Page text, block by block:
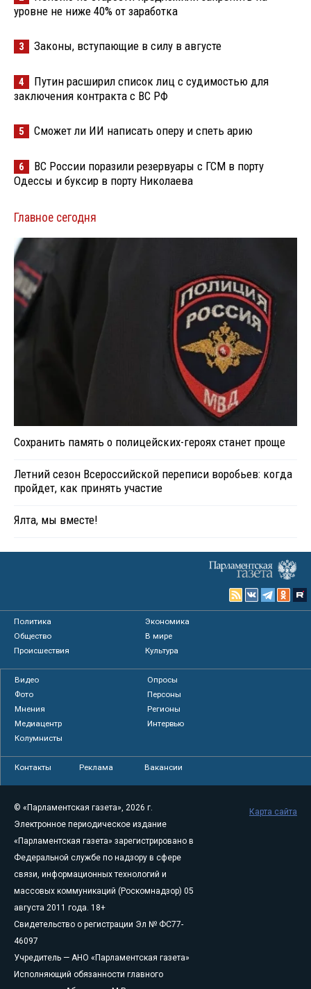
уровне не ниже 40% от заработка
3 Законы, вступающие в силу в августе
4
Путин расширил список лиц с судимостью для
заключения контракта с ВС РФ
5 Сможет ли ИИ написать оперу и спеть арию
6
ВС России поразили резервуары с ГСМ в порту
Одессы и буксир в порту Николаева
Главное сегодня
Сохранить память о полицейских-героях станет проще
Летний сезон Всероссийской переписи воробьев: когда
пройдет, как принять участие
Ялта, мы вместе!
Политика
Экономика
Общество
В мире
Происшествия
Культура
Видео
Опросы
Фото
Персоны
Мнения
Регионы
Медиацентр
Интервью
Колумнисты
Контакты Реклама Вакансии
© «Парламентская газета», 2026 г.
Электронное периодическое издание
«Парламентская газета» зарегистрировано в
Федеральной службе по надзору в сфере
связи, информационных технологий и
массовых коммуникаций (Роскомнадзор) 05
августа 2011 года. 18+
Свидетельство о регистрации Эл № ФС77-
46097
Учредитель — АНО «Парламентская газета»
Исполняющий обязанности главного
Карта сайта